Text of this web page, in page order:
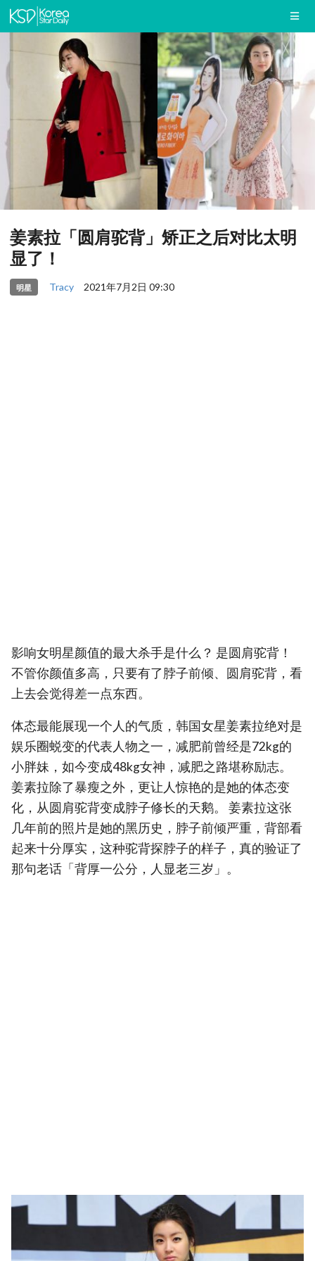
姜素拉「圆肩驼背」矫正之后对比太明
显了！
明星 Tracy 2021年7月2日 09:30
影响女明星颜值的最大杀手是什么？ 是圆肩驼背！
不管你颜值多高，只要有了脖子前倾、圆肩驼背，看
上去会觉得差一点东西。
体态最能展现一个人的气质，韩国女星姜素拉绝对是
娱乐圈蜕变的代表人物之一，减肥前曾经是72kg的
小胖妹，如今变成48kg女神，减肥之路堪称励志。
姜素拉除了暴瘦之外，更让人惊艳的是她的体态变
化，从圆肩驼背变成脖子修长的天鹅。 姜素拉这张
几年前的照片是她的黑历史，脖子前倾严重，背部看
起来十分厚实，这种驼背探脖子的样子，真的验证了
那句老话「背厚一公分，人显老三岁」。